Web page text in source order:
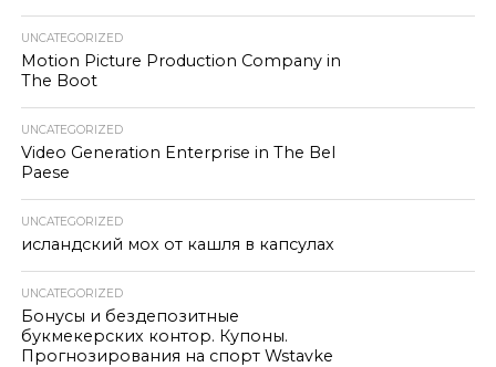
UNCATEGORIZED
Motion Picture Production Company in
The Boot
UNCATEGORIZED
Video Generation Enterprise in The Bel
Paese
UNCATEGORIZED
исландский мох от кашля в капсулах
UNCATEGORIZED
Бонусы и бездепозитные
букмекерских контор. Купоны.
Прогнозирования на спорт Wstavke